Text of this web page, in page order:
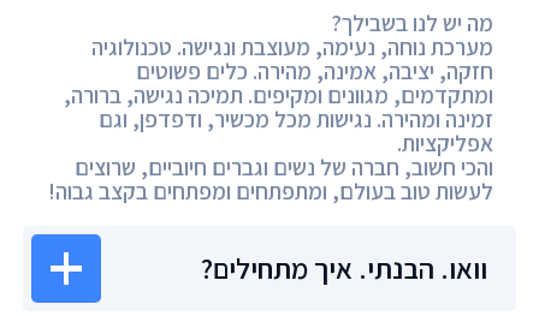
מה יש לנו בשבילך?
מערכת נוחה, נעימה, מעוצבת ונגישה. טכנולוגיה
חזקה, יציבה, אמינה, מהירה. כלים פשוטים
ומתקדמים, מגוונים ומקיפים. תמיכה נגישה, ברורה,
זמינה ומהירה. נגישות מכל מכשיר, ודפדפן, וגם
אפליקציות.
והכי חשוב, חברה של נשים וגברים חיוביים, שרוצים
לעשות טוב בעולם, ומתפתחים ומפתחים בקצב גבוה!
וואו. הבנתי. איך מתחילים?